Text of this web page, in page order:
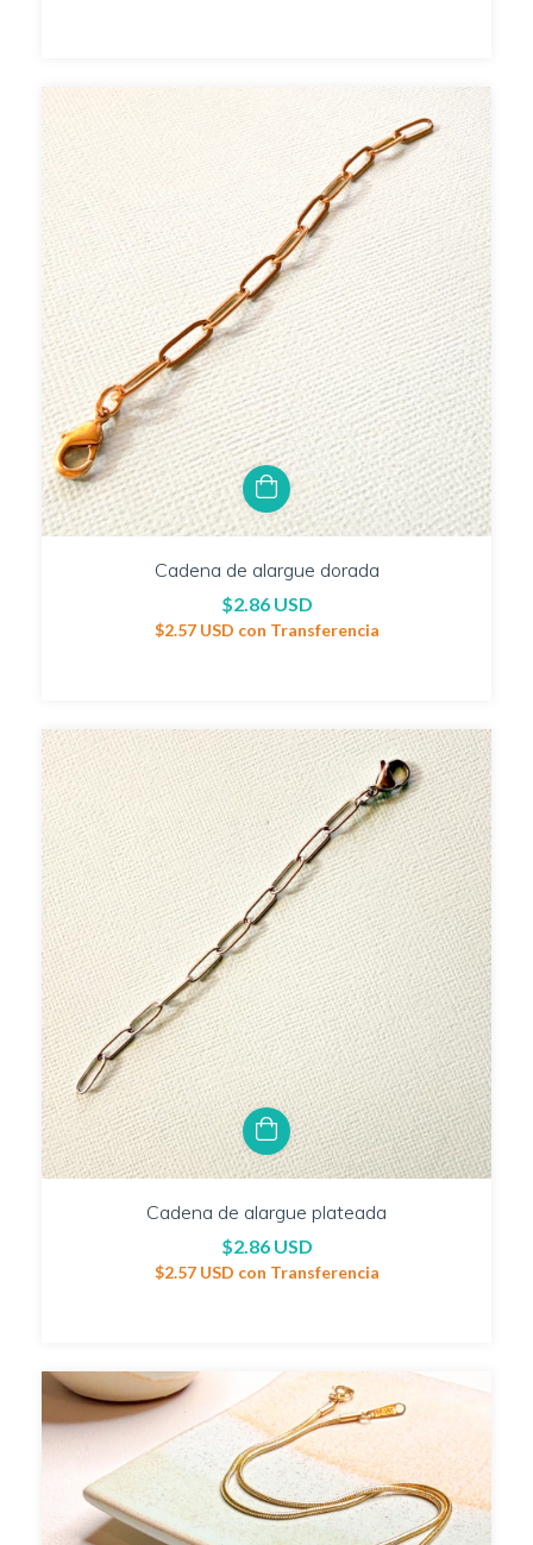
Cadena de alargue dorada
$2.86 USD
$2.57 USD con Transferencia
Cadena de alargue plateada
$2.86 USD
$2.57 USD con Transferencia